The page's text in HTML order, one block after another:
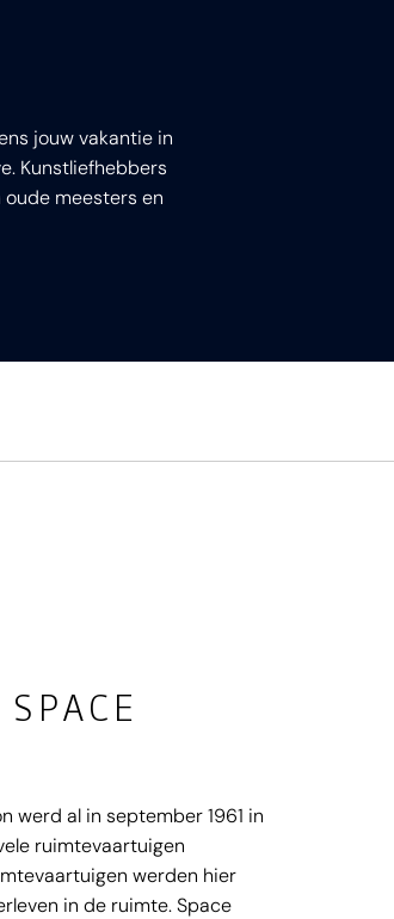
jouw vakantie in
Kunstliefhebbers
meesters en
werd al in september 1961 in
ruimtevaartuigen
werden hier
in de ruimte. Space